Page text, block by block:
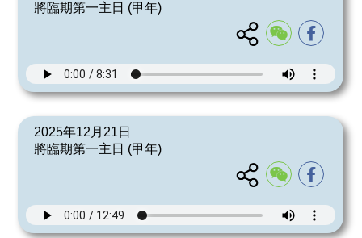
將臨期第一主日 (甲年)
2025年12月21日
將臨期第一主日 (甲年)